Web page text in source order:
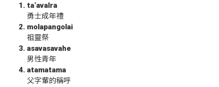
ta‘avalra
勇士成年禮
molapangolai
祖靈祭
asavasavahe
男性青年
atamatama
父字輩的稱呼